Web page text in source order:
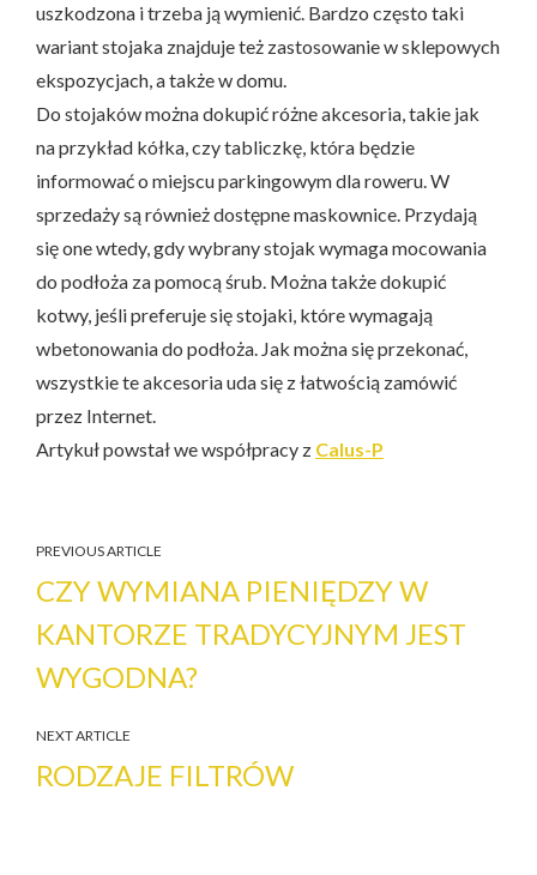
uszkodzona i trzeba ją wymienić. Bardzo często taki
wariant stojaka znajduje też zastosowanie w sklepowych
ekspozycjach, a także w domu.
Do stojaków można dokupić różne akcesoria, takie jak
na przykład kółka, czy tabliczkę, która będzie
informować o miejscu parkingowym dla roweru. W
sprzedaży są również dostępne maskownice. Przydają
się one wtedy, gdy wybrany stojak wymaga mocowania
do podłoża za pomocą śrub. Można także dokupić
kotwy, jeśli preferuje się stojaki, które wymagają
wbetonowania do podłoża. Jak można się przekonać,
wszystkie te akcesoria uda się z łatwością zamówić
przez Internet.
Artykuł powstał we współpracy z Calus-P
PREVIOUS ARTICLE
CZY WYMIANA PIENIĘDZY W
KANTORZE TRADYCYJNYM JEST
WYGODNA?
NEXT ARTICLE
RODZAJE FILTRÓW